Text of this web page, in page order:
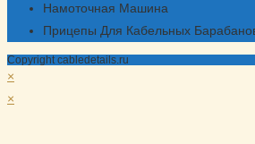
Намоточная Машина
Прицепы Для Кабельных
Copyright cabledetails.ru
×
×